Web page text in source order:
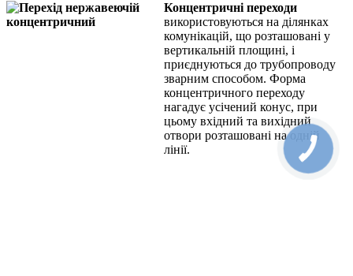
Концентричні переходи
використовуються на ділянках
комунікацій, що розташовані у
вертикальній площині, і
приєднуються до трубопроводу
зварним способом. Форма
концентричного переходу
нагадує усічений конус, при
цьому вхідний та вихідний
отвори розташовані на одній
лінії.